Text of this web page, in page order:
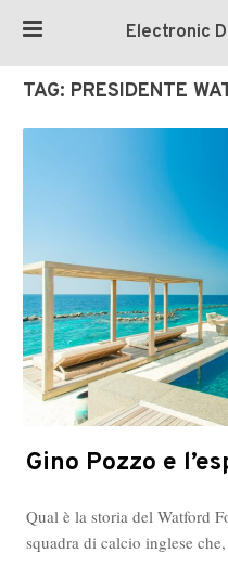
Electronic
TAG: PRESIDENTE
Gino Pozzo e
Qual è la storia del Watford
squadra di calcio inglese